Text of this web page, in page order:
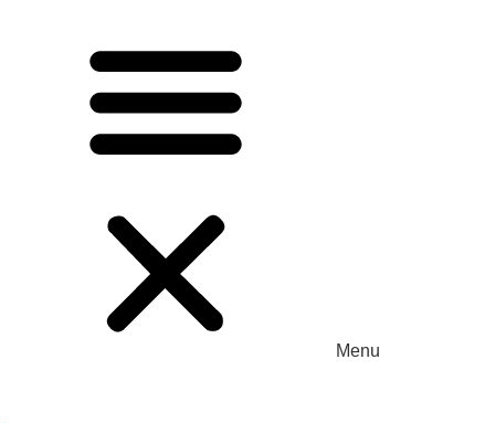
Menu